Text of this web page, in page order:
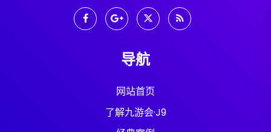
导航
网站首页
了解九游会·J9